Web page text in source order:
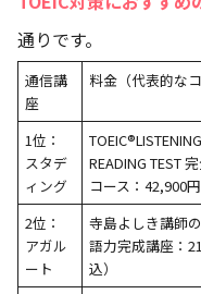
通りです。
通信講
座
料金（代表的なコ
1位：
スタデ
ィング
READING TEST
コース：42,900円
2位：
アガル
ート
寺島よしき講師
語力完成講座：
込）